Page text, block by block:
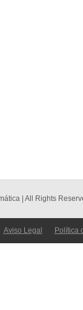
| All Rights
Aviso Legal Política